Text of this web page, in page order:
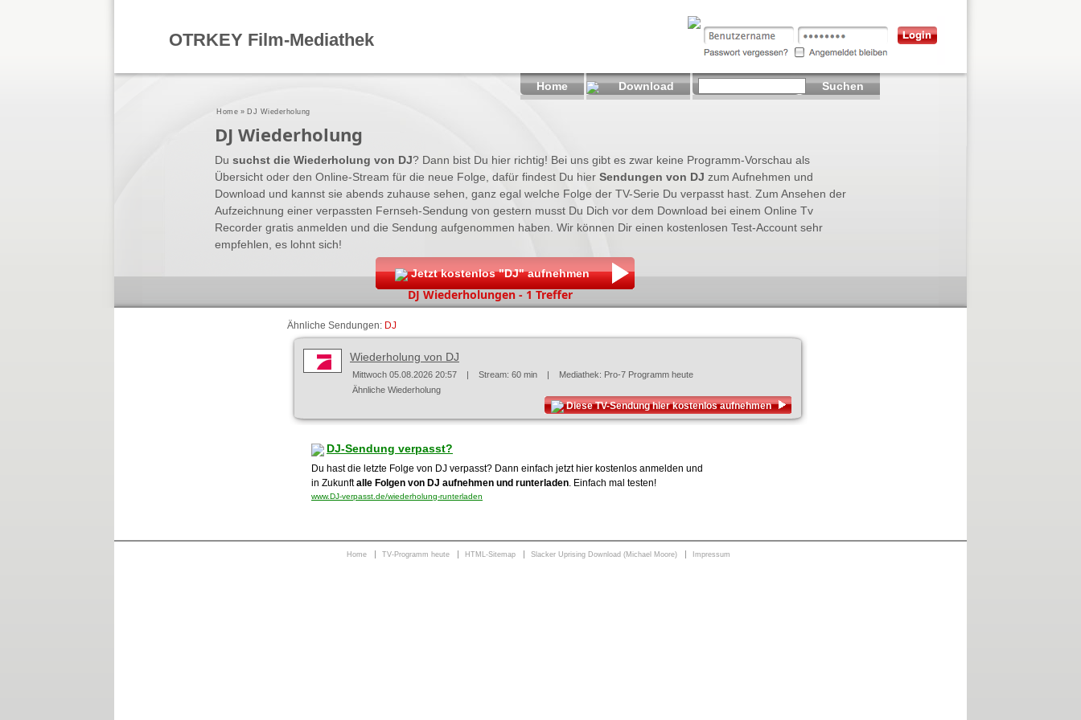
DJ Wiederholung
Du suchst die Wiederholung von DJ? Dann bist Du hier richtig! Bei uns gibt es zwar keine Programm-Vorschau als
Übersicht oder den Online-Stream für die neue Folge, dafür findest Du hier Sendungen von DJ zum Aufnehmen und
Download und kannst sie abends zuhause sehen, ganz egal welche Folge der TV-Serie Du verpasst hast. Zum Ansehen der
Aufzeichnung einer verpassten Fernseh-Sendung von gestern musst Du Dich vor dem Download bei einem Online Tv
Recorder gratis anmelden und die Sendung aufgenommen haben. Wir können Dir einen kostenlosen Test-Account sehr
empfehlen, es lohnt sich!
Jetzt kostenlos "DJ" aufnehmen
DJ Wiederholungen - 1 Treffer
Ähnliche Sendungen: DJ
Wiederholung von DJ
Mittwoch 05.08.2026 20:57 | Stream: 60 min | Mediathek: Pro-7 Programm heute
Ähnliche Wiederholung
Diese TV-Sendung hier kostenlos aufnehmen
DJ-Sendung verpasst?
Du hast die letzte Folge von DJ verpasst? Dann einfach jetzt hier kostenlos anmelden und
in Zukunftalle Folgen von DJ aufnehmen und runterladen. Einfach mal testen!
www.DJ-verpasst.de/wiederholung-runterladen
Home » DJ Wiederholung
OTRKEY Film-Mediathek
Home Download Suchen
Home TV-Programm heute HTML-Sitemap Slacker Uprising Download (Michael Moore) Impressum